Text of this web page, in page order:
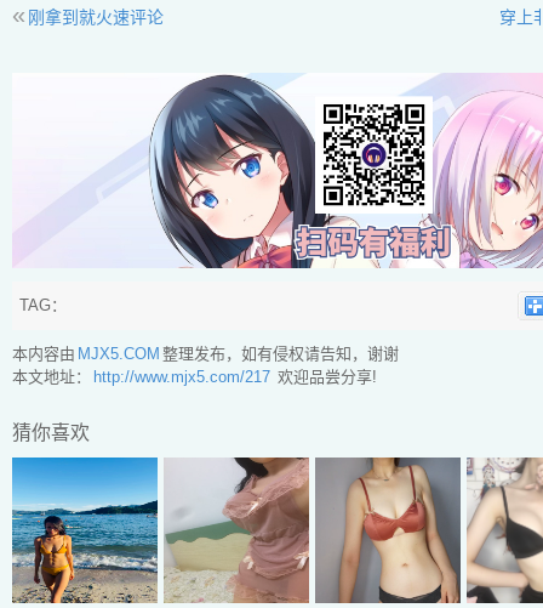
穿上
« 刚拿到就火速评论
TAG：
本内容由 MJX5.COM 整理发布，如有侵权请告知，谢谢
本文地址：
http://www.mjx5.com/217 欢迎品尝分享!
猜你喜欢